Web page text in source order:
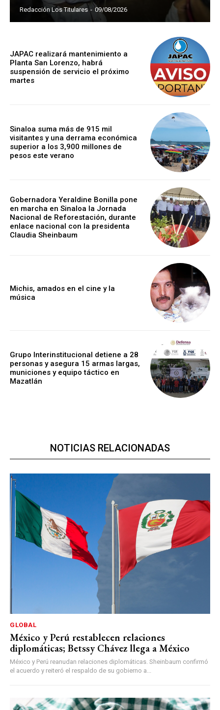
Redacción Los Titulares - 09/08/2026
JAPAC realizará mantenimiento a
Planta San Lorenzo, habrá
suspensión de servicio el próximo
martes
Sinaloa suma más de 915 mil
visitantes y una derrama económica
superior a los 3,900 millones de
pesos este verano
Gobernadora Yeraldine Bonilla pone
en marcha en Sinaloa la Jornada
Nacional de Reforestación, durante
enlace nacional con la presidenta
Claudia Sheinbaum
Michis, amados en el cine y la
música
Grupo Interinstitucional detiene a 28
personas y asegura 15 armas largas,
municiones y equipo táctico en
Mazatlán
NOTICIAS RELACIONADAS
GLOBAL
México y Perú restablecen relaciones
diplomáticas; Betssy Chávez llega a México
México y Perú reanudan relaciones diplomáticas. Sheinbaum confirmó
el acuerdo y reiteró el respaldo de su gobierno a...